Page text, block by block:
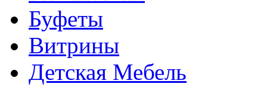
Буфеты
Витрины
Детская Мебель